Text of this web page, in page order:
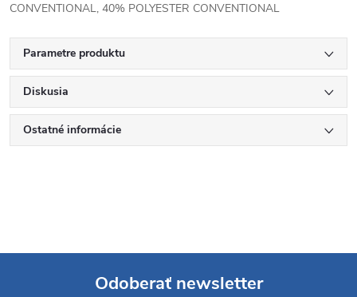
CONVENTIONAL, 40% POLYESTER CONVENTIONAL
Parametre produktu
Diskusia
Ostatné informácie
Odoberať newsletter